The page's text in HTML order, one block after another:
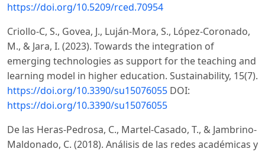
https://doi.org/10.5209/rced.70954
Criollo-C, S., Govea, J., Luján-Mora, S., López-Coronado,
M., & Jara, I. (2023). Towards the integration of
emerging technologies as support for the teaching and
learning model in higher education. Sustainability, 15(7).
https://doi.org/10.3390/su15076055 DOI:
https://doi.org/10.3390/su15076055
De las Heras-Pedrosa, C., Martel-Casado, T., & Jambrino-
Maldonado, C. (2018). Análisis de las redes académicas y